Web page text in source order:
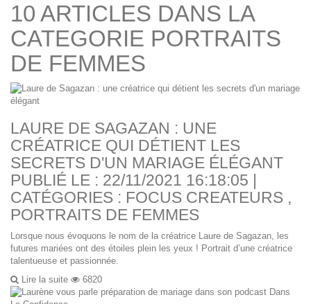
10 ARTICLES DANS LA
CATEGORIE PORTRAITS
DE FEMMES
LAURE DE SAGAZAN : UNE
CRÉATRICE QUI DÉTIENT LES
SECRETS D'UN MARIAGE ÉLÉGANT
PUBLIÉ LE : 22/11/2021 16:18:05 |
CATÉGORIES : FOCUS CREATEURS ,
PORTRAITS DE FEMMES
Lorsque nous évoquons le nom de la créatrice Laure de Sagazan, les
futures mariées ont des étoiles plein les yeux ! Portrait d’une créatrice
talentueuse et passionnée.
Lire la suite
6820